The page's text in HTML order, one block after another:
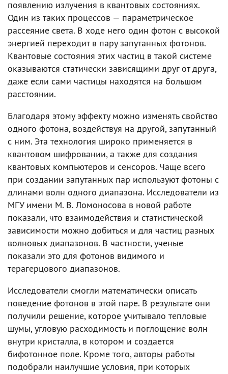
появлению излучения в квантовых состояниях.
Один из таких процессов — параметрическое
рассеяние света. В ходе него один фотон с высокой
энергией переходит в пару запутанных фотонов.
Квантовые состояния этих частиц в такой системе
оказываются статически зависящими друг от друга,
даже если сами частицы находятся на большом
расстоянии.
Благодаря этому эффекту можно изменять свойство
одного фотона, воздействуя на другой, запутанный
с ним. Эта технология широко применяется в
квантовом шифровании, а также для создания
квантовых компьютеров и сенсоров. Чаще всего
при создании запутанных пар используют фотоны с
длинами волн одного диапазона. Исследователи из
МГУ имени М. В. Ломоносова в новой работе
показали, что взаимодействия и статистической
зависимости можно добиться и для частиц разных
волновых диапазонов. В частности, ученые
показали это для фотонов видимого и
терагерцового диапазонов.
Исследователи смогли математически описать
поведение фотонов в этой паре. В результате они
получили решение, которое учитывало тепловые
шумы, угловую расходимость и поглощение волн
внутри кристалла, в котором и создается
бифотонное поле. Кроме того, авторы работы
подобрали наилучшие условия, при которых